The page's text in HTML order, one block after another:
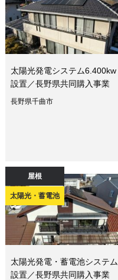
太陽光発電システム6.400kw
設置／長野県共同購入事業
長野県千曲市
屋根
太陽光・蓄電池
太陽光発電・蓄電池システム
設置／長野県共同購入事業